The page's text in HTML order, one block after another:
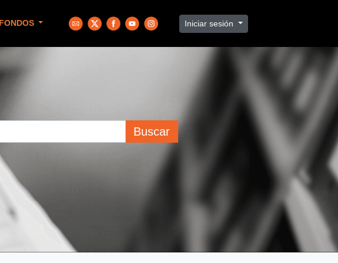
FONDOS Iniciar sesión
Buscar